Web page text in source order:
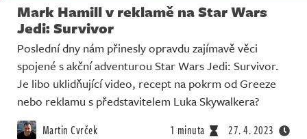
Databáze
Komunita
Redakce
Živě
Mark Hamill v reklamě na Star Wars
Jedi: Survivor
Poslední dny nám přinesly opravdu zajímavě věci
spojené s akční adventurou Star Wars Jedi: Survivor.
Je libo uklidňující video, recept na pokrm od Greeze
nebo reklamu s představitelem Luka Skywalkera?
Martin Cvrček 1 minuta 27. 4. 2023